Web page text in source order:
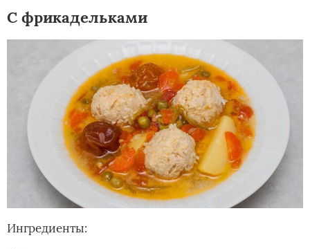
С фрикадельками
Ингредиенты: